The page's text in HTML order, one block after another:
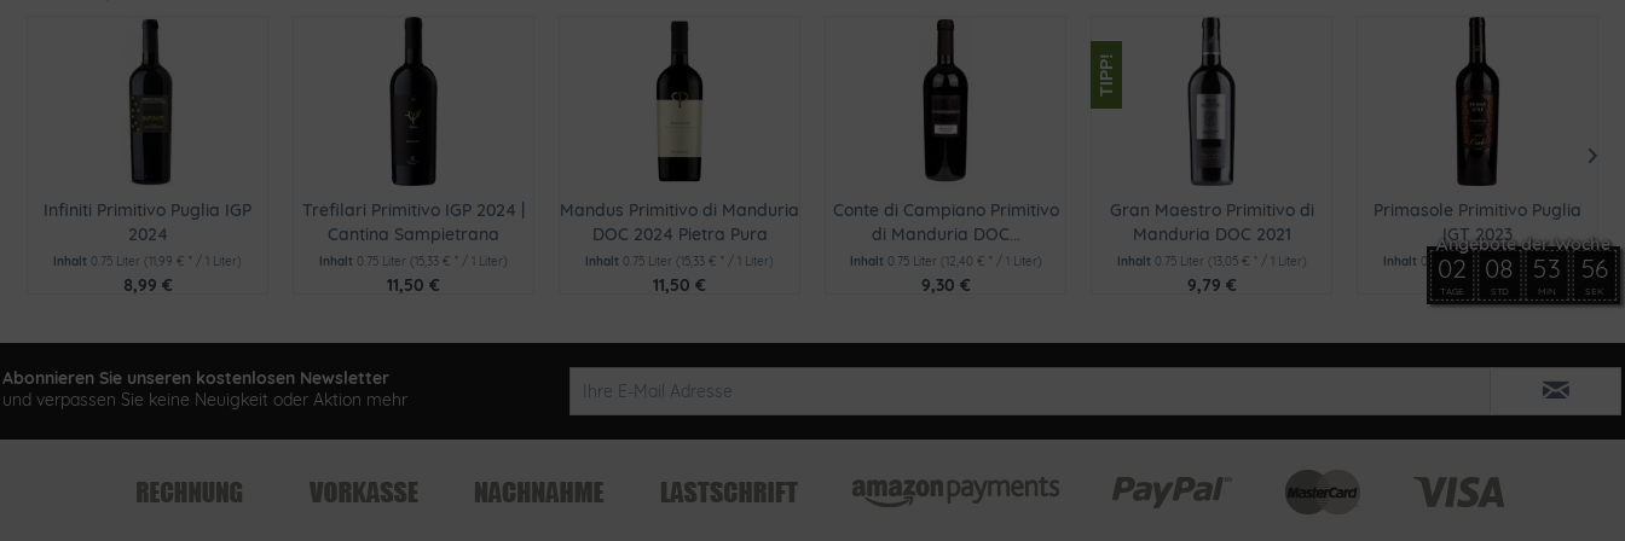
Infiniti Primitivo Puglia IGP
2024
Inhalt 0.75 Liter (11,99 € * / 1 Liter)
8,99 €
Trefilari Primitivo IGP 2024 |
Cantina Sampietrana
Inhalt 0.75 Liter (15,33 € * / 1 Liter)
11,50 €
Mandus Primitivo di Manduria
DOC 2024 Pietra Pura
Inhalt 0.75 Liter (15,33 € * / 1 Liter)
11,50 €
Conte di Campiano Primitivo
di Manduria DOC...
Inhalt 0.75 Liter (12,40 € * / 1 Liter)
9,30 €
TIPP!
Gran Maestro Primitivo di
Manduria DOC 2021
Inhalt 0.75 Liter (13,05 € * / 1 Liter)
9,79 €
Primasole Primitivo Puglia
IGT 2023
Inhalt 0.75 Liter (9,00 € * / 1 Liter)
6,75 €
Abonnieren Sie unseren kostenlosen Newsletter
und verpassen Sie keine Neuigkeit oder Aktion mehr
02
TAGE
08
STD
53
MIN
55
SEK